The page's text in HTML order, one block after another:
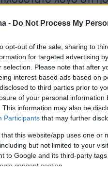
- Do Not Process My
opt-out of the sale, sharing to
for targeted advertising
selection. Please note that after
interest-based ads based on
to third parties prior to
of your personal information
This information may also be
Participants that may further
that this website/app uses one or
but not limited to your
to Google and its third-party
consent section.
ήδη δρομολογήσει.
τι κάνουμε με τους
δει σημαντικότερες
έχουν δει
13ο μισθό».
αλλά
το ιδιωτικό χρέος
το ακατάσχετο που